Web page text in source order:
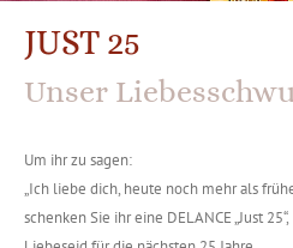
JUST 25
Unser
Um ihr zu sagen:
„Ich liebe dich, heute noch mehr als
schenken Sie ihr eine DELANCE „Just 25“,